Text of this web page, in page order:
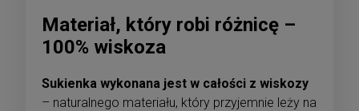
Materiał, który robi różnicę –
100% wiskoza
Sukienka wykonana jest w całości z wiskozy
– naturalnego materiału, który przyjemnie leży na